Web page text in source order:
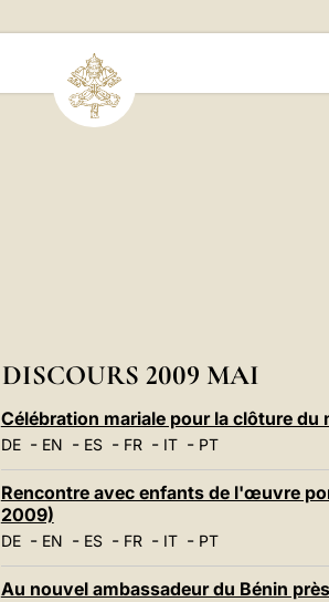
DISCOURS 2009 MAI
Célébration mariale pour la clôture
DE- EN - ES- FR- IT- PT
Rencontre avec enfants de l'œuvre
2009)
DE- EN - ES- FR- IT- PT
Au nouvel ambassadeur du Bénin